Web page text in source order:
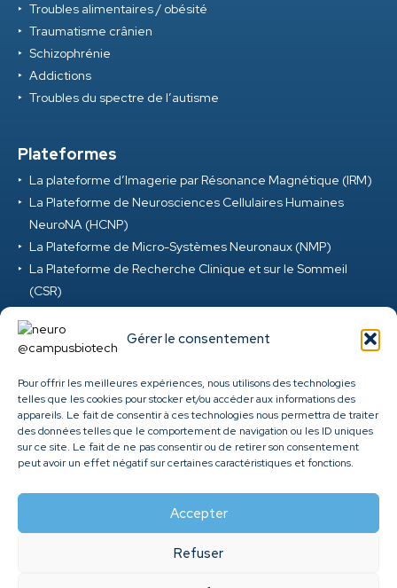
Gérer le consentement
Pour offrir les meilleures expériences, nous utilisons des technologies
telles que les cookies pour stocker et/ou accéder aux informations des
appareils. Le fait de consentir à ces technologies nous permettra de traiter
des données telles que le comportement de navigation ou les ID uniques
sur ce site. Le fait de ne pas consentir ou de retirer son consentement
peut avoir un effet négatif sur certaines caractéristiques et fonctions.
Accepter
Refuser
Troubles alimentaires / obésité
Traumatisme crânien
Schizophrénie
Addictions
Troubles du spectre de l’autisme
Plateformes
La plateforme d’Imagerie par Résonance Magnétique (IRM)
La Plateforme de Neurosciences Cellulaires Humaines
NeuroNA (HCNP)
La Plateforme de Micro-Systèmes Neuronaux (NMP)
La Plateforme de Recherche Clinique et sur le Sommeil
(CSR)
(VRD)
La Plateforme de Neurosciences Précliniques (PNP)
La Plateforme M-EEG et Neuromod (MEG) au Campus
Biotech
Clinique ambulatoire de santé cérébrale et mentale des
HUG
Genome Center